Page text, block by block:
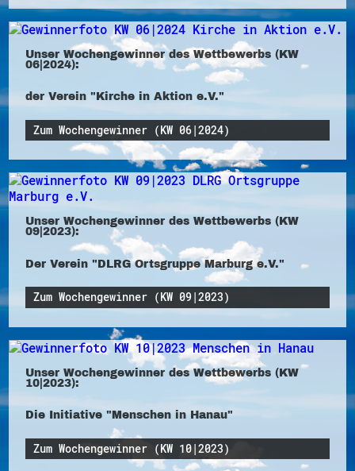
Unser Wochengewinner des Wettbewerbs (KW
06|2024):
der Verein "Kirche in Aktion e.V."
Zum Wochengewinner (KW 06|2024)
Unser Wochengewinner des Wettbewerbs (KW
09|2023):
Der Verein "DLRG Ortsgruppe Marburg e.V."
Zum Wochengewinner (KW 09|2023)
Unser Wochengewinner des Wettbewerbs (KW
10|2023):
Die Initiative "Menschen in Hanau"
Zum Wochengewinner (KW 10|2023)